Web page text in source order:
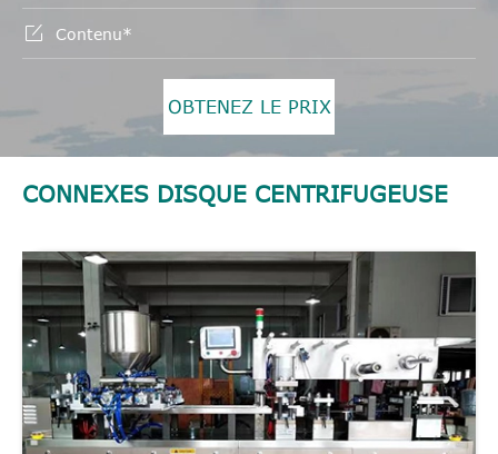

OBTENEZ LE PRIX
CONNEXES DISQUE CENTRIFUGEUSE